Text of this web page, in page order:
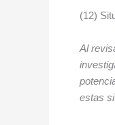
(12)
Al
estas